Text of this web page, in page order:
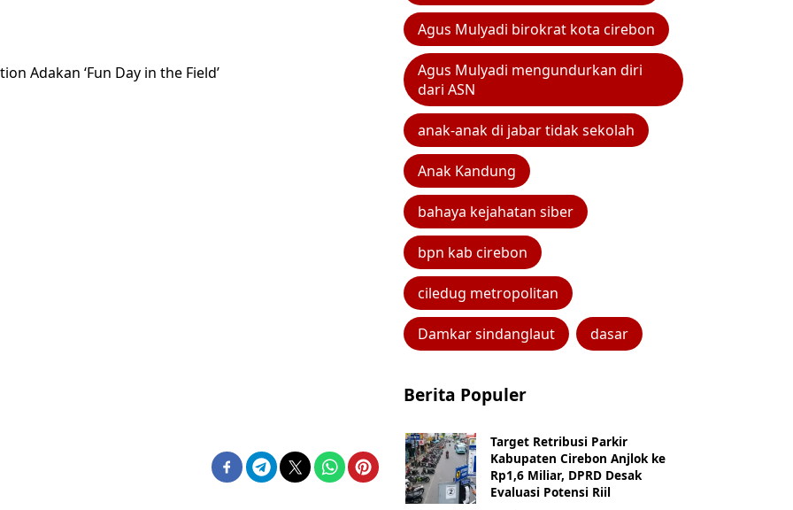
Agus Mulyadi birokrat kota cirebon
Agus Mulyadi mengundurkan diri
dari ASN
anak-anak di jabar tidak sekolah
Anak Kandung
bahaya kejahatan siber
bpn kab cirebon
ciledug metropolitan
Damkar sindanglaut dasar
Berita Populer
Target Retribusi Parkir
Kabupaten Cirebon Anjlok ke
Rp1,6 Miliar, DPRD Desak
Evaluasi Potensi Riil